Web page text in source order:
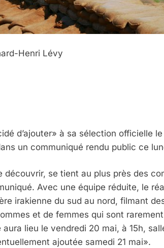
Henri Lévy
d’ajouter» à sa sélection officielle
un communiqué rendu public ce
découvrir, se tient au plus près des
Avec une équipe réduite, le
irakienne du sud au nord, filmant
et de femmes qui sont
lieu le vendredi 20 mai, à 15h,
ajoutée samedi 21 mai».